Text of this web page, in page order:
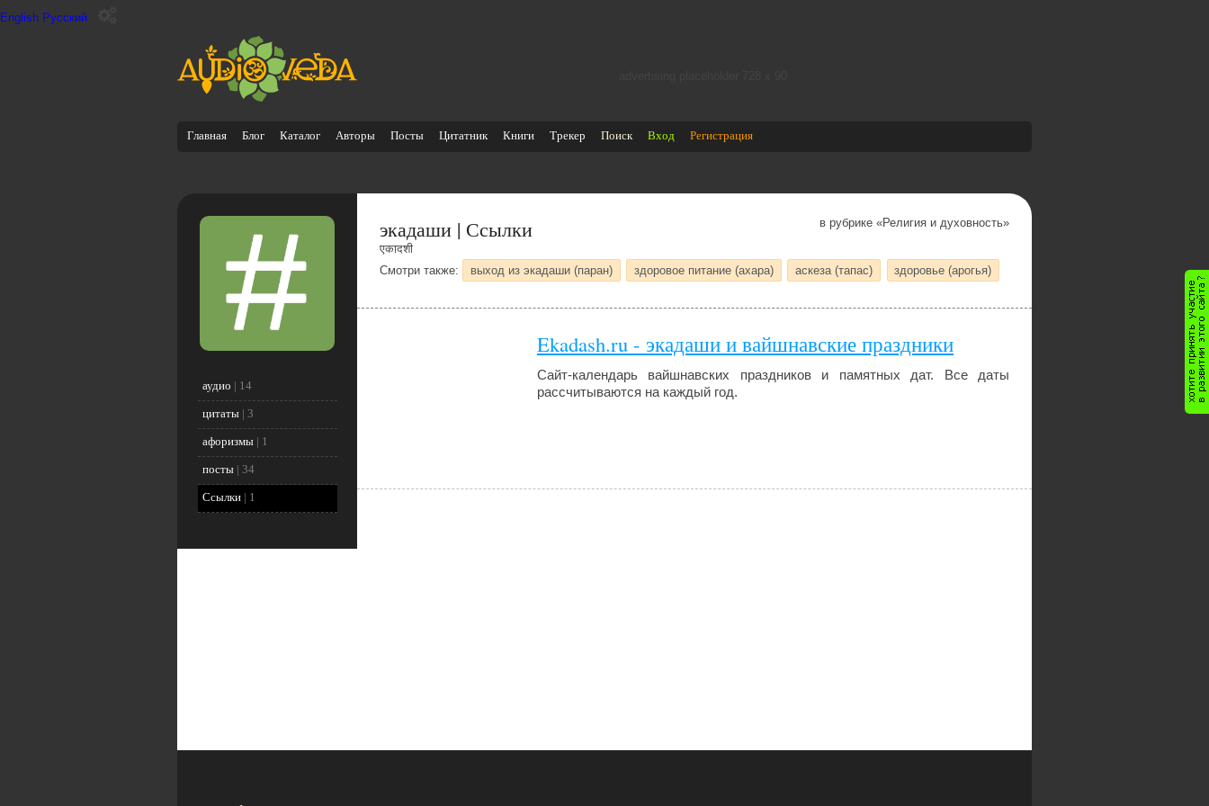
English Русский
Главная Блог Каталог Авторы Посты Цитатник Книги Трекер Поиск Вход Регистрация
аудио | 14
цитаты| 3
афоризмы| 1
посты| 34
Ссылки| 1
экадаши | Ссылки
एकादशी
в рубрике «Религия и духовность»
Смотри также: выход из экадаши (паран) здоровое питание (ахара) аскеза (тапас) здоровье (арогья)
Ekadash.ru - экадаши и вайшнавские праздники
Сайт-календарь вайшнавских праздников и памятных дат. Все даты
рассчитываются на каждый год.